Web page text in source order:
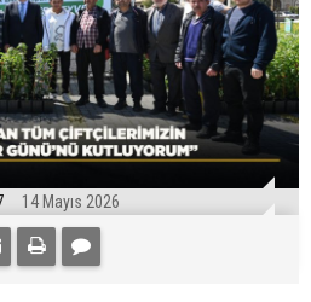
14 Mayıs 2026